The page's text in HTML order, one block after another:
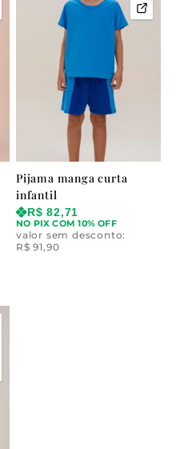
Pijama manga curta
infantil
R$ 82,71
NO PIX COM 10% OFF
valor sem desconto:
R$ 91,90